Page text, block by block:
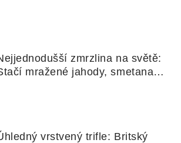
zmrzlina na světě:
mražené jahody, smetana a
vrstvený trifle: Britský